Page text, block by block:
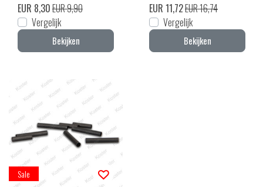
EUR 8,30EUR 9,90
Vergelijk
Bekijken
EUR 11,72EUR 16,74
Vergelijk
Bekijken
Sale